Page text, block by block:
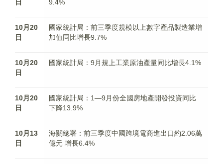
日
9.4%
10月20
日
國家統計局：前三季度規模以上數字產品製造業增
加值同比增長9.7%
10月20
日
國家統計局：9月規上工業原油產量同比增長4.1%
10月20
日
國家統計局：1—9月份全國房地產開發投資同比
下降13.9%
10月13
日
海關總署：前三季度中國跨境電商進出口約2.06萬
億元 增長6.4%